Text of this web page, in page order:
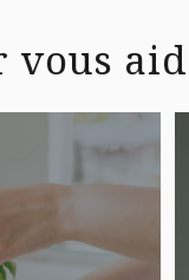
vous